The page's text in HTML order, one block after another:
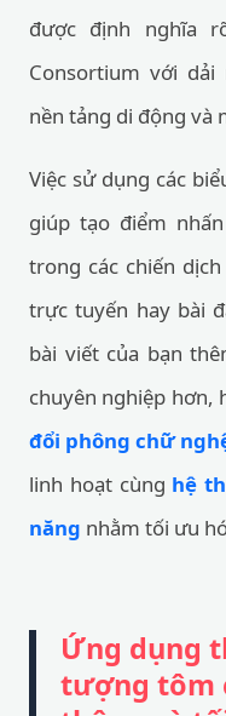
được định nghĩa
Consortium với
nền tảng di động và
Việc sử dụng các
giúp tạo điểm
trong các chiến
trực tuyến hay bài
bài viết của bạn
chuyên nghiệp hơn,
đổi phông chữ
linh hoạt cùng hệ
năng nhằm tối ưu
Ứng dụng
tượng tôm